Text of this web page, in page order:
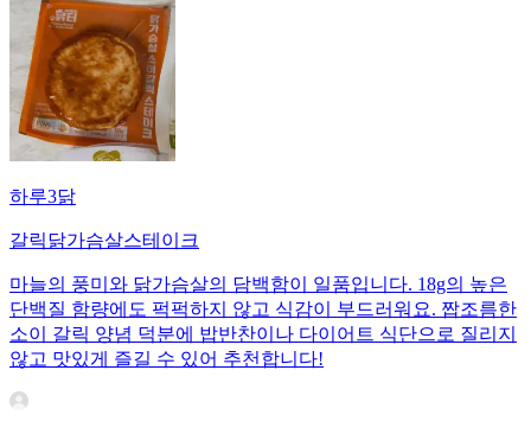
하루3닭
갈릭닭가슴살스테이크
마늘의 풍미와 닭가슴살의 담백함이 일품입니다. 18g의 높은
단백질 함량에도 퍽퍽하지 않고 식감이 부드러워요. 짭조름한
소이 갈릭 양념 덕분에 밥반찬이나 다이어트 식단으로 질리지
않고 맛있게 즐길 수 있어 추천합니다!